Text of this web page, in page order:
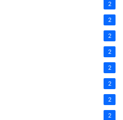
2
2
2
2
2
2
2
2